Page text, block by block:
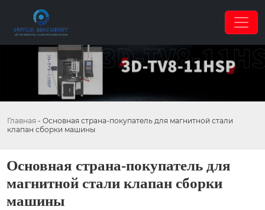
Главная - Основная страна-покупатель для магнитной стали
клапан сборки машины
Основная страна-покупатель для
магнитной стали клапан сборки
машины